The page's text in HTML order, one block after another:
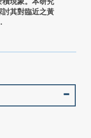
討其對臨近之黃